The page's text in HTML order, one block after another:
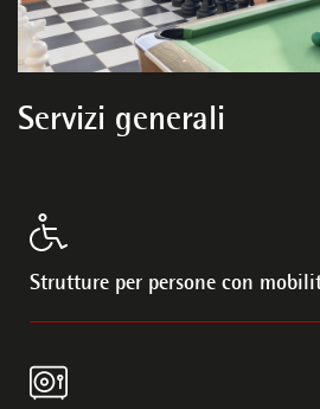
Servizi generali
Strutture per persone con